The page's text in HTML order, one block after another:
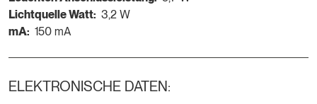
Lichtquelle Watt: 3,2 W
mA: 150 mA
ELEKTRONISCHE DATEN: